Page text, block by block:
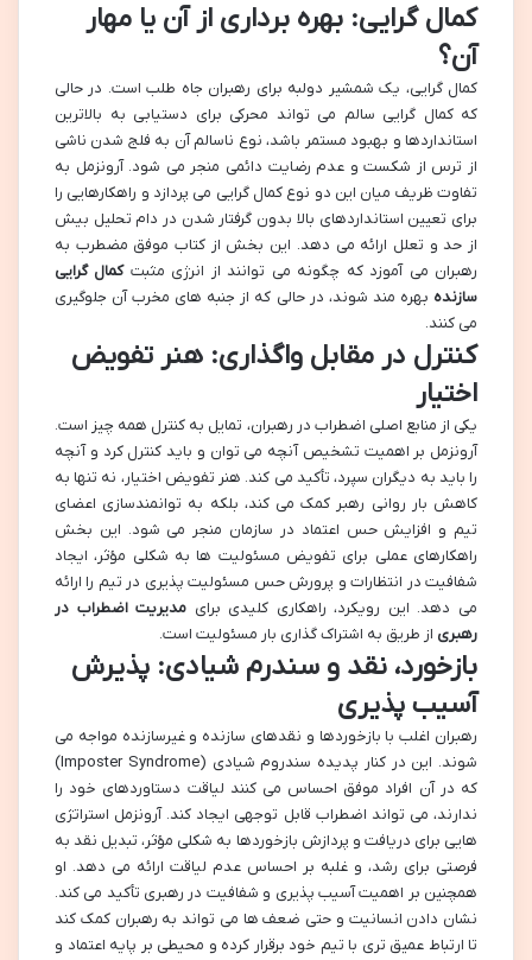
کمال گرایی: بهره برداری از آن یا مهار
آن؟
کمال گرایی، یک شمشیر دولبه برای رهبران جاه طلب است. در حالی
که کمال گرایی سالم می تواند محرکی برای دستیابی به بالاترین
استانداردها و بهبود مستمر باشد، نوع ناسالم آن به فلج شدن ناشی
از ترس از شکست و عدم رضایت دائمی منجر می شود. آرونزمل به
تفاوت ظریف میان این دو نوع کمال گرایی می پردازد و راهکارهایی را
برای تعیین استانداردهای بالا بدون گرفتار شدن در دام تحلیل بیش
از حد و تعلل ارائه می دهد. این بخش از کتاب موفق مضطرب به
رهبران می آموزد که چگونه می توانند از انرژی مثبتکمال گرایی
سازنده بهره مند شوند، در حالی که از جنبه های مخرب آن جلوگیری
می کنند.
کنترل در مقابل واگذاری: هنر تفویض
اختیار
یکی از منابع اصلی اضطراب در رهبران، تمایل به کنترل همه چیز است.
آرونزمل بر اهمیت تشخیص آنچه می توان و باید کنترل کرد و آنچه
را باید به دیگران سپرد، تأکید می کند. هنر تفویض اختیار، نه تنها به
کاهش بار روانی رهبر کمک می کند، بلکه به توانمندسازی اعضای
تیم و افزایش حس اعتماد در سازمان منجر می شود. این بخش
راهکارهای عملی برای تفویض مسئولیت ها به شکلی مؤثر، ایجاد
شفافیت در انتظارات و پرورش حس مسئولیت پذیری در تیم را ارائه
می دهد. این رویکرد، راهکاری کلیدی برای مدیریت اضطراب در
رهبری از طریق به اشتراک گذاری بار مسئولیت است.
بازخورد، نقد و سندرم شیادی: پذیرش
آسیب پذیری
رهبران اغلب با بازخوردها و نقدهای سازنده و غیرسازنده مواجه می
شوند. این در کنار پدیده سندروم شیادی (Imposter Syndrome)
که در آن افراد موفق احساس می کنند لیاقت دستاوردهای خود را
ندارند، می تواند اضطراب قابل توجهی ایجاد کند. آرونزمل استراتژی
هایی برای دریافت و پردازش بازخوردها به شکلی مؤثر، تبدیل نقد به
فرصتی برای رشد، و غلبه بر احساس عدم لیاقت ارائه می دهد. او
همچنین بر اهمیت آسیب پذیری و شفافیت در رهبری تأکید می کند.
نشان دادن انسانیت و حتی ضعف ها می تواند به رهبران کمک کند
تا ارتباط عمیق تری با تیم خود برقرار کرده و محیطی بر پایه اعتماد و